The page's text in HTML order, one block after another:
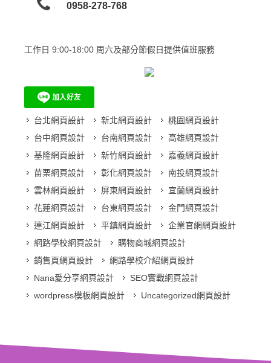
0958-278-768
工作日 9:00-18:00 周六及部分節假日提供值班服務
台北網頁設計 新北網頁設計
桃園網頁設計
台中網頁設計
台南網頁設計
高雄網頁設計
基隆網頁設計
新竹網頁設計
嘉義網頁設計
苗栗網頁設計
彰化網頁設計
南投網頁設計
雲林網頁設計
屏東網頁設計
宜蘭網頁設計
花蓮網頁設計
台東網頁設計
金門網頁設計
連江網頁設計
平鎮網頁設計
企業官網網頁設計
網路學校網頁設計
購物商城網頁設計
銷售頁網頁設計
網路學校介紹網頁設計
Nana愛分享網頁設計
SEO實戰網頁設計
wordpress模板網頁設計
Uncategorized網頁設計